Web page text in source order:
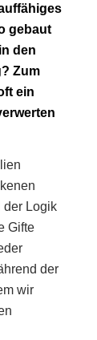
gebaut
den
Zum
ein
der Logik
Gifte
der
wir